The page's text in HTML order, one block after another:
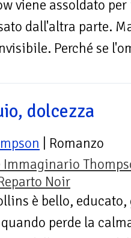
viene assoldato
dall'altra parte.
Perché se
dolcezza
| Romanzo
Immaginario
Noir
è bello,
perde la